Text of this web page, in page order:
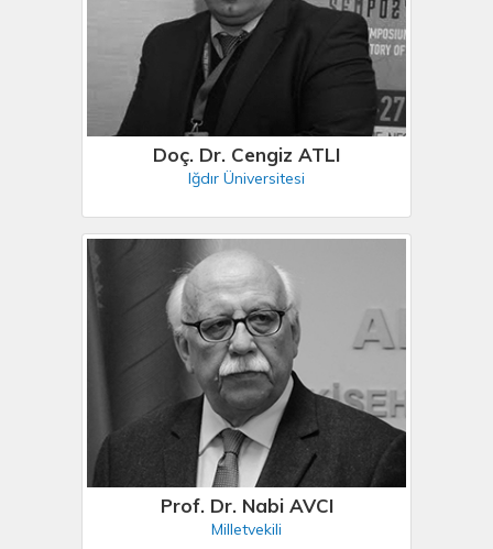
Doç. Dr. Cengiz ATLI
Iğdır Üniversitesi
Prof. Dr. Nabi AVCI
Milletvekili